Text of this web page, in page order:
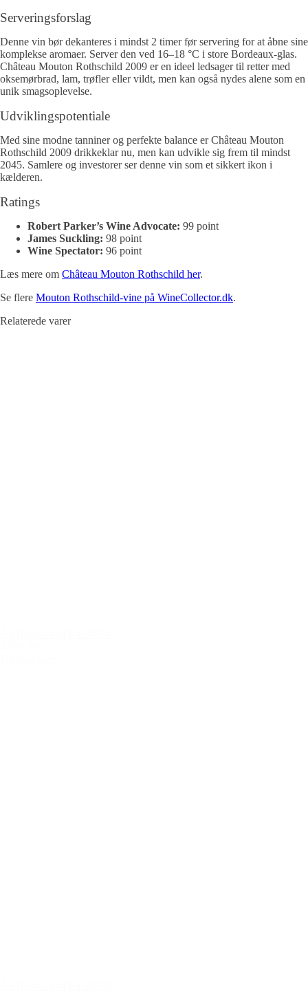
Serveringsforslag
Denne vin bør dekanteres i mindst 2 timer før servering for at åbne sine
komplekse aromaer. Server den ved 16–18 °C i store Bordeaux-glas.
Château Mouton Rothschild 2009 er en ideel ledsager til retter med
oksemørbrad, lam, trøfler eller vildt, men kan også nydes alene som en
unik smagsoplevelse.
Udviklingspotentiale
Med sine modne tanniner og perfekte balance er Château Mouton
Rothschild 2009 drikkeklar nu, men kan udvikle sig frem til mindst
2045. Samlere og investorer ser denne vin som et sikkert ikon i
kælderen.
Ratings
Robert Parker’s Wine Advocate: 99 point
James Suckling: 98 point
Wine Spectator: 96 point
Læs mere om Château Mouton Rothschild her.
Se flere Mouton Rothschild-vine på WineCollector.dk.
Relaterede varer